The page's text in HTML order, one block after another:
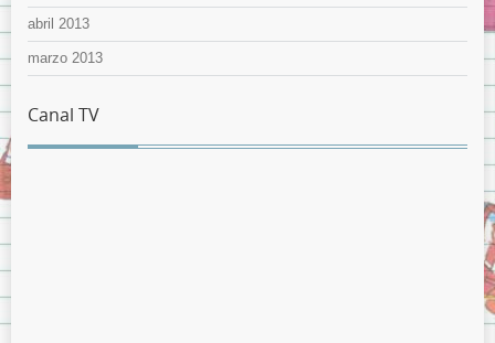
abril 2013
marzo 2013
Canal TV